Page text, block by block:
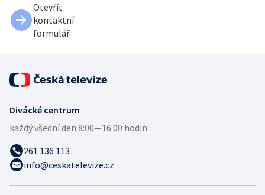
Otevřít
kontaktní
formulář
Divácké centrum
každý všední den:8:00—16:00 hodin
261 136 113
info@ceskatelevize.cz